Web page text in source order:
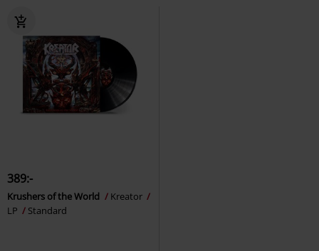
389:-
Krushers of the World
Kreator
LP
Standard